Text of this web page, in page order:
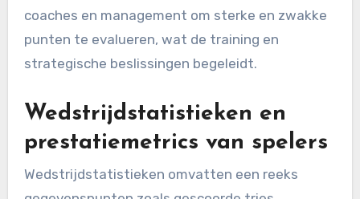
coaches en management om sterke en zwakke
punten te evalueren, wat de training en
strategische beslissingen begeleidt.
Wedstrijdstatistieken en
prestatiemetrics van spelers
Wedstrijdstatistieken omvatten een reeks